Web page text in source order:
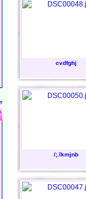
cvdfghj
/;.lkmjnb